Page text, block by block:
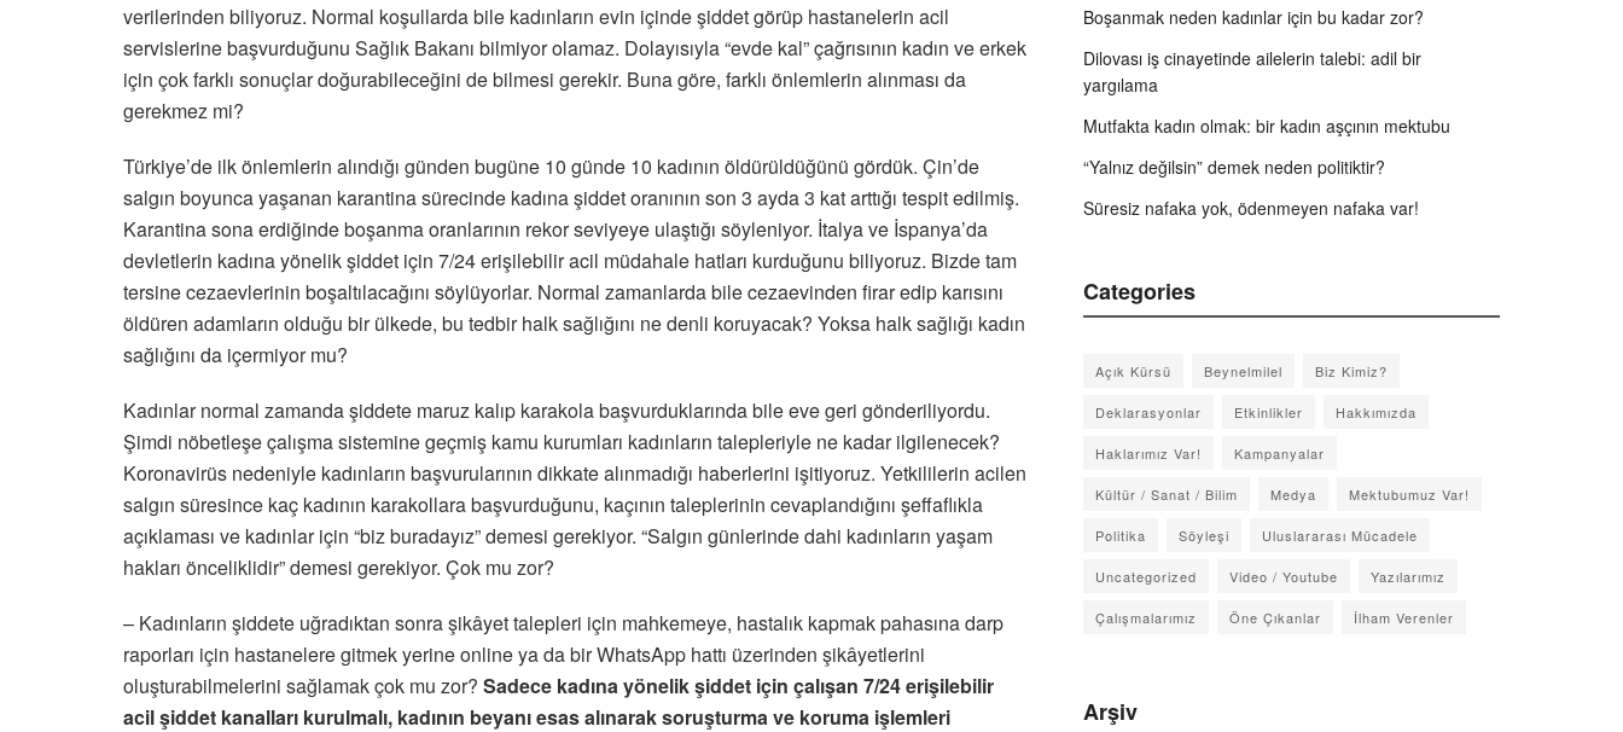
verilerinden biliyoruz. Normal koşullarda bile kadınların evin içinde şiddet görüp hastanelerin acil
servislerine başvurduğunu Sağlık Bakanı bilmiyor olamaz. Dolayısıyla “evde kal” çağrısının kadın ve erkek
için çok farklı sonuçlar doğurabileceğini de bilmesi gerekir. Buna göre, farklı önlemlerin alınması da
gerekmez mi?
Türkiye’de ilk önlemlerin alındığı günden bugüne 10 günde 10 kadının öldürüldüğünü gördük. Çin’de
salgın boyunca yaşanan karantina sürecinde kadına şiddet oranının son 3 ayda 3 kat arttığı tespit edilmiş.
Karantina sona erdiğinde boşanma oranlarının rekor seviyeye ulaştığı söyleniyor. İtalya ve İspanya’da
devletlerin kadına yönelik şiddet için 7/24 erişilebilir acil müdahale hatları kurduğunu biliyoruz. Bizde tam
tersine cezaevlerinin boşaltılacağını söylüyorlar. Normal zamanlarda bile cezaevinden firar edip karısını
öldüren adamların olduğu bir ülkede, bu tedbir halk sağlığını ne denli koruyacak? Yoksa halk sağlığı kadın
sağlığını da içermiyor mu?
Kadınlar normal zamanda şiddete maruz kalıp karakola başvurduklarında bile eve geri gönderiliyordu.
Şimdi nöbetleşe çalışma sistemine geçmiş kamu kurumları kadınların talepleriyle ne kadar ilgilenecek?
Koronavirüs nedeniyle kadınların başvurularının dikkate alınmadığı haberlerini işitiyoruz. Yetkililerin acilen
salgın süresince kaç kadının karakollara başvurduğunu, kaçının taleplerinin cevaplandığını şeffaflıkla
açıklaması ve kadınlar için “biz buradayız” demesi gerekiyor. “Salgın günlerinde dahi kadınların yaşam
hakları önceliklidir” demesi gerekiyor. Çok mu zor?
– Kadınların şiddete uğradıktan sonra şikâyet talepleri için mahkemeye, hastalık kapmak pahasına darp
raporları için hastanelere gitmek yerine online ya da bir WhatsApp hattı üzerinden şikâyetlerini
oluşturabilmelerini sağlamak çok mu zor? Sadece kadına yönelik şiddet için çalışan 7/24 erişilebilir
acil şiddet kanalları kurulmalı, kadının beyanı esas alınarak soruşturma ve koruma işlemleri
Boşanmak neden kadınlar için bu kadar zor?
Dilovası iş cinayetinde ailelerin talebi: adil bir
yargılama
Mutfakta kadın olmak: bir kadın aşçının mektubu
“Yalnız değilsin” demek neden politiktir?
Süresiz nafaka yok, ödenmeyen nafaka var!
Categories
Açık Kürsü Beynelmilel Biz Kimiz?
Deklarasyonlar Etkinlikler Hakkımızda
Haklarımız Var! Kampanyalar
Kültür / Sanat / Bilim Medya Mektubumuz Var!
Politika Söyleşi Uluslararası Mücadele
Uncategorized Video / Youtube Yazılarımız
Çalışmalarımız Öne Çıkanlar İlham Verenler
Arşiv